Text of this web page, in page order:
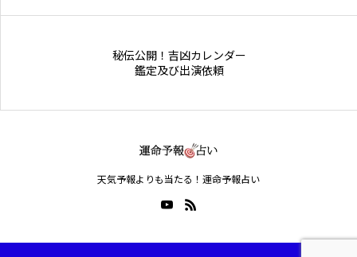
秘伝公開！吉凶カレンダー
鑑定及び出演依頼
天気予報よりも当たる！運命予報占い